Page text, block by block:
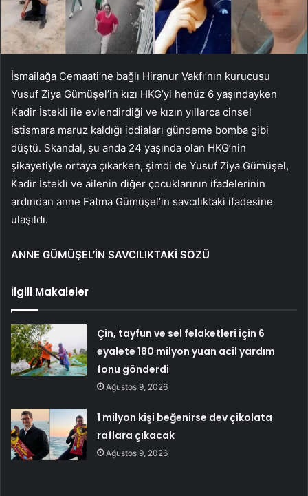
İsmailağa Cemaati’ne bağlı Hiranur Vakfı’nın kurucusu
Yusuf Ziya Gümüşel’in kızı HKG’yi henüz 6 yaşındayken
Kadir İstekli ile evlendirdiği ve kızın yıllarca cinsel
istismara maruz kaldığı iddiaları gündeme bomba gibi
düştü. Skandal, şu anda 24 yaşında olan HKG’nin
şikayetiyle ortaya çıkarken, şimdi de Yusuf Ziya Gümüşel,
Kadir İstekli ve ailenin diğer çocuklarının ifadelerinin
ardından anne Fatma Gümüşel’in savcılıktaki ifadesine
ulaşıldı.
ANNE GÜMÜŞEL’İN SAVCILIKTAKİ SÖZÜ
İlgili Makaleler
Çin, tayfun ve sel felaketleri için 6
eyalete 180 milyon yuan acil yardım
fonu gönderdi
Ağustos 9, 2026
1 milyon kişi beğenirse dev çikolata
raflara çıkacak
Ağustos 9, 2026